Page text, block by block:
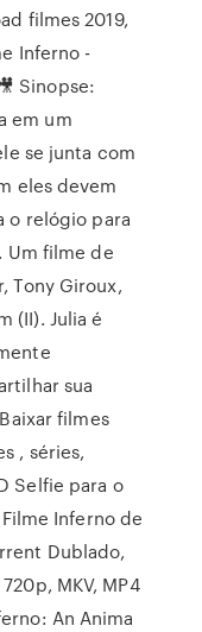
filmes 2019,
Inferno -
Sinopse:
em um
se junta com
eles devem
o relógio para
Um filme de
Tony Giroux,
(II). Julia é
sua
filmes
, séries,
Selfie para o
Filme Inferno de
Dublado,
MKV, MP4
An Anima